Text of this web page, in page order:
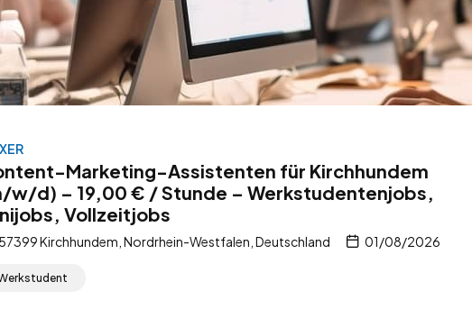
Marketing-Assistenten für Kirchhundem
w/d) – 19,00 € / Stunde – Werkstudentenjobs,
Vollzeitjobs
57399 Kirchhundem, Nordrhein-Westfalen, Deutschland 01/08/2026